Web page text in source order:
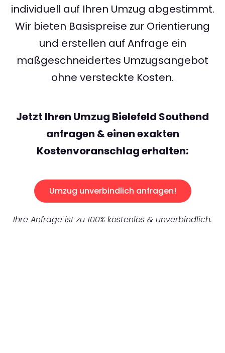
individuell auf Ihren Umzug abgestimmt.
Wir bieten Basispreise zur Orientierung
und erstellen auf Anfrage ein
maßgeschneidertes Umzugsangebot
ohne versteckte Kosten.
Jetzt Ihren Umzug Bielefeld Southend
anfragen & einen exakten
Kostenvoranschlag erhalten:
Umzug unverbindlich anfragen!
Ihre Anfrage ist zu 100% kostenlos & unverbindlich.